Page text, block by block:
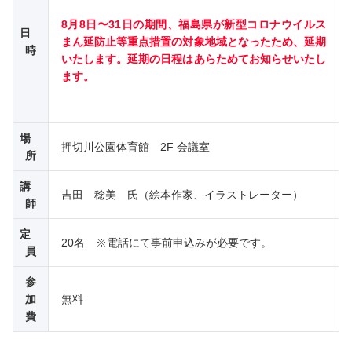
日
時
8月8日〜31日の期間、福島県が新型コロナウイルス
まん延防止等重点措置の対象地域となったため、延期
いたします。延期の日程はあらためてお知らせいたし
ます。
場
所
押切川公園体育館 2F 会議室
講
師
吉田 稔美 氏（絵本作家、イラストレーター）
定
員
20名 ※電話にて事前申込みが必要です。
参
加
費
無料